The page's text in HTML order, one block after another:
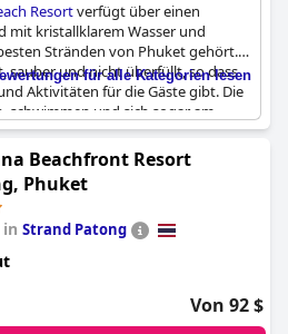
Resortverfügt über einen
mit kristallklarem Wasser und
Stränden von Phuket gehört.
sauber und nicht überfüllt, so dass
Aktivitäten für die Gäste gibt. Die
schwimmen und sich sogar am
Strand bietet eine
die Beobachtung von
somit perfekt für romantische
die Gäste vom Strand, der
erreichbar ist. Kein Wunder, dass
erhalten hat und von
in Phuket bezeichnet wird.
nach einem schönen und privaten
für alle Kategorien lesen
Beachfront Resort
Phuket
in Strand Patong
Von 92 $